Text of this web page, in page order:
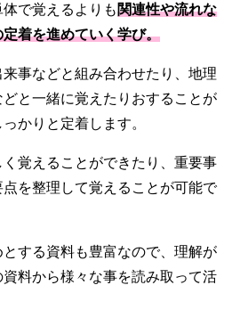
体で覚えるよりも関連性や流れな
着を進めていく学び。
事などと組み合わせたり、地理
と一緒に覚えたりおすることが
かりと定着します。
覚えることができたり、重要事
を整理して覚えることが可能で
する資料も豊富なので、理解が
料から様々な事を読み取って活